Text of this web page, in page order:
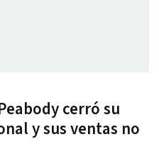
cerró su
y sus ventas no